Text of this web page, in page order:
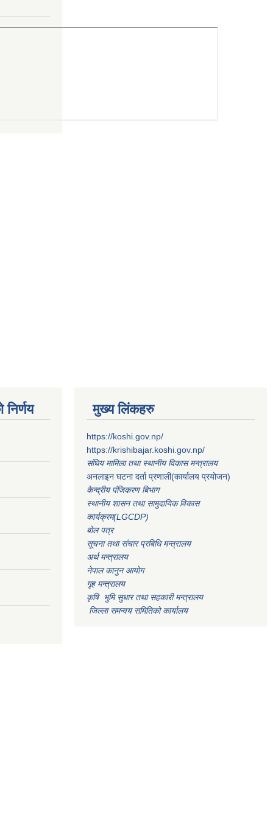
निर्णय मुख्य लिंकहरु
https://koshi.gov.np/
https://krishibajar.koshi.gov.np/
संघिय मामिला तथा स्थानीय विकास मन्त्रालय
अनलाइन घटना दर्ता प्रणाली(कार्यालय प्रयोजन)
केन्द्रीय पंजिकरण बिभाग
स्थानीय शासन तथा सामुदायिक विकास
कार्यक्रम(LGCDP)
बोल पत्र
सूचना तथा संचार प्रबिधि मन्त्रालय
अर्थ मन्त्रालय
नेपाल कानुन आयोग
गृह मन्त्रालय
कृषि भुमि सुधार तथा सहकारी मन्त्रालय
जिल्ला समन्वय समितिको कार्यालय